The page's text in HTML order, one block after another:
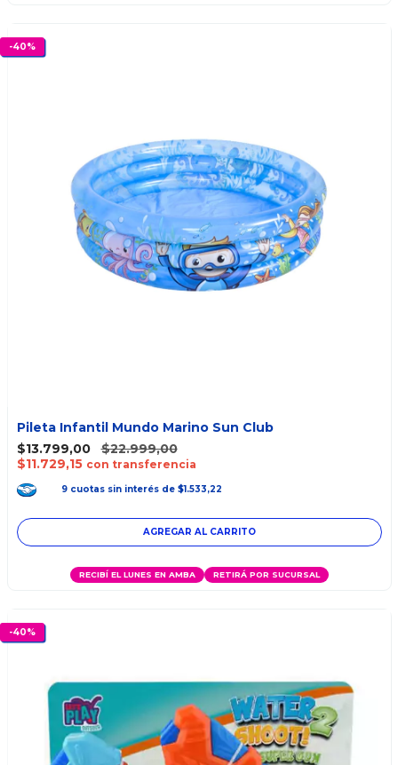
-40%
Pileta Infantil Mundo Marino Sun Club
$13.799,00
$22.999,00
$11.729,15 con transferencia
9 cuotas sin interés de $1.533,22
RECIBÍ EL LUNES EN AMBA RETIRÁ POR SUCURSAL
-40%